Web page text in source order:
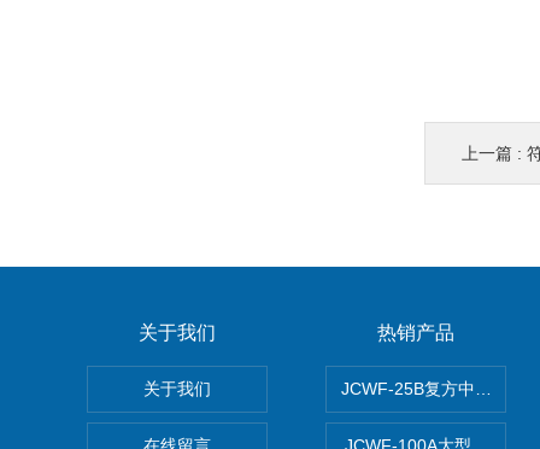
上一篇 :
关于我们
关于我们
热销产品
JCWF-25B复方中药材超微